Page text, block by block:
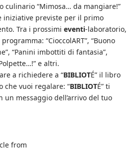
culinario “Mimosa… da mangiare!”
iniziative previste per il primo
Tra i prossimi eventi-laboratorio,
“CioccolART”, “Buono
“Panini imbottiti di fantasia”,
e altri.
a richiedere a “BIBLIOTÉ” il libro
che vuoi regalare: “BIBLIOTÉ” ti
un messaggio dell’arrivo del tuo
from